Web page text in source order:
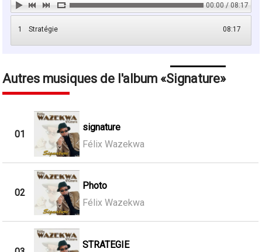
00:00 / 08:17
1 08:17
Stratégie
Autres musiques de l'album Signature
01
signature
Félix Wazekwa
02
Photo
Félix Wazekwa
STRATEGIE